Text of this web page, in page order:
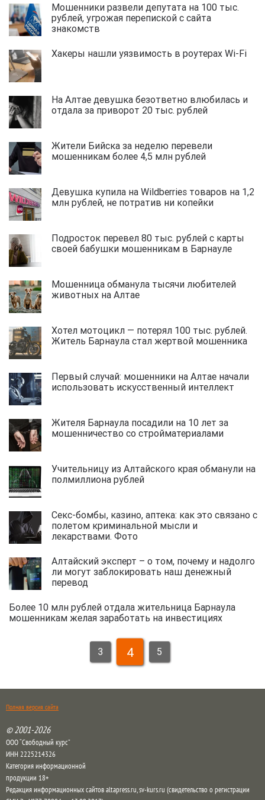
Мошенники развели депутата на 100 тыс.
рублей, угрожая перепиской с сайта
знакомств
Хакеры нашли уязвимость в роутерах Wi-Fi
На Алтае девушка безответно влюбилась и
отдала за приворот 20 тыс. рублей
Жители Бийска за неделю перевели
мошенникам более 4,5 млн рублей
Девушка купила на Wildberries товаров на 1,2
млн рублей, не потратив ни копейки
Подросток перевел 80 тыс. рублей с карты
своей бабушки мошенникам в Барнауле
Мошенница обманула тысячи любителей
животных на Алтае
Хотел мотоцикл — потерял 100 тыс. рублей.
Житель Барнаула стал жертвой мошенника
Первый случай: мошенники на Алтае начали
использовать искусственный интеллект
Жителя Барнаула посадили на 10 лет за
мошенничество со стройматериалами
Учительницу из Алтайского края обманули на
полмиллиона рублей
Секс-бомбы, казино, аптека: как это связано с
полетом криминальной мысли и
лекарствами. Фото
Алтайский эксперт – о том, почему и надолго
ли могут заблокировать наш денежный
перевод
Более 10 млн рублей отдала жительница Барнаула
мошенникам желая заработать на инвестициях
3 4 5
Полная версия сайта
© 2001-2026
ООО “Свободный курс”
ИНН 2225214326
Категория информационной
продукции 18+
Редакция информационных сайтов altapress.ru, sv-kurs.ru (свидетельство о регистрации